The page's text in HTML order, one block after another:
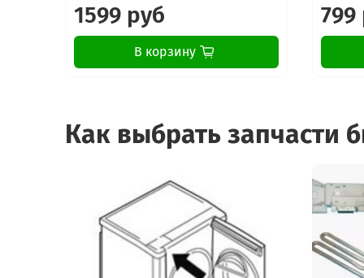
1599 руб
В корзину
799
Как выбрать запчасти